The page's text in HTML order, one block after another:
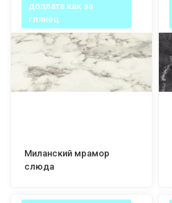
доплата как за
глянец
Миланский мрамор
слюда